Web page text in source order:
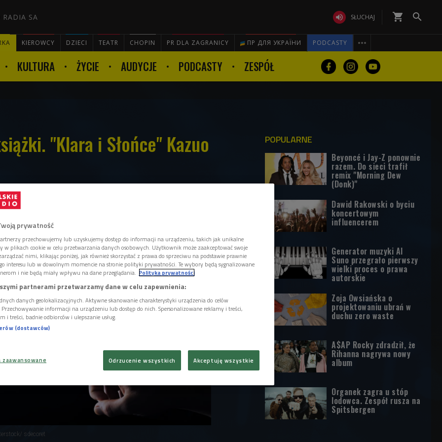
RADIA SA  SŁUCHAJ shopping_cart 
KIEROWCY DZIECI TEATR CHOPIN PR DLA ZAGRANICY ПР ДЛЯ УКРАЇНИ PODCASTY 

KULTURA ŻYCIE AUDYCJE PODCASTY ZESPÓŁ
"Klara i Słońce" Kazuo
książka noblisty Kazuo Ishiguro, znanego
japońskiego pochodzenia. Powieść
oczyma niezwykłej narratorki -
czyli tytułowej Klary.
sdecoret
POPULARNE
Beyoncé i Jay-Z ponownie
razem. Do sieci trafił
remix "Morning Dew
(Donk)"
Dawid Rakowski o byciu
koncertowym
influencerem
Generator muzyki AI
Suno przegrało pierwszy
wielki proces o prawa
autorskie
Zoja Owsiańska o
projektowaniu ubrań w
duchu zero waste
A$AP Rocky zdradził, że
Rihanna nagrywa nowy
album
Organek zagra u stóp
lodowca. Zespół rusza na
Spitsbergen
prywatność
przechowujemy lub uzyskujemy dostęp do informacji na urządzeniu, takich jak unikalne
w plikach cookie w celu przetwarzania danych osobowych. Użytkownik może zaakceptować swoje
nimi, klikając poniżej, jak również skorzystać z prawa do sprzeciwu na podstawie prawnie
interesu lub w dowolnym momencie na stronie polityki prywatności. Te wybory będą sygnalizowane
i nie będą miały wpływu na dane przeglądania. Polityka prywatności
partnerami przetwarzamy dane w celu zapewnienia:
danych geolokalizacyjnych. Aktywne skanowanie charakterystyki urządzenia do celów
informacji na urządzeniu lub dostęp do nich. Spersonalizowane reklamy i treści,
i treści, badnie odbiorców i ulepszanie usług.
(dostawców)
Odrzucenie wszystkich Akceptuję wszystkie